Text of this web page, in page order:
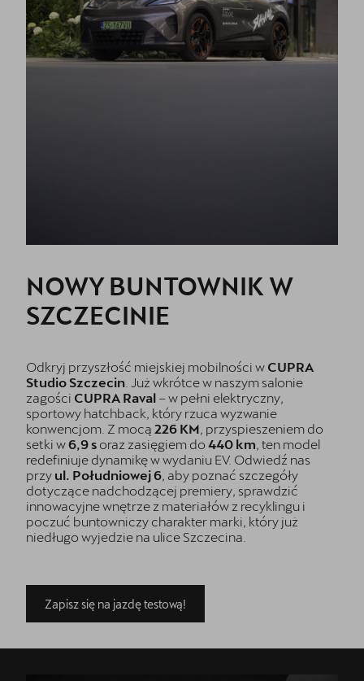
NOWY BUNTOWNIK W
SZCZECINIE
Odkryj przyszłość miejskiej mobilności w CUPRA
Studio Szczecin . Już wkrótce w naszym salonie
zagości CUPRA Raval – w pełni elektryczny,
sportowy hatchback, który rzuca wyzwanie
konwencjom. Z mocą 226 KM, przyspieszeniem do
setki w6,9 s oraz zasięgiem do 440 km, ten model
redefiniuje dynamikę w wydaniu EV. Odwiedź nas
przy ul. Południowej 6, aby poznać szczegóły
dotyczące nadchodzącej premiery, sprawdzić
innowacyjne wnętrze z materiałów z recyklingu i
poczuć buntowniczy charakter marki, który już
niedługo wyjedzie na ulice Szczecina.
Zapisz się na jazdę testową!